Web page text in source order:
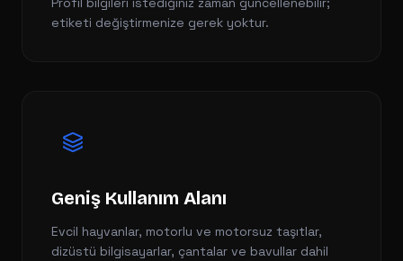
etiketi değiştirmenize gerek yoktur.
Geniş Kullanım Alanı
Evcil hayvanlar, motorlu ve motorsuz taşıtlar,
dizüstü bilgisayarlar, çantalar ve bavullar dahil